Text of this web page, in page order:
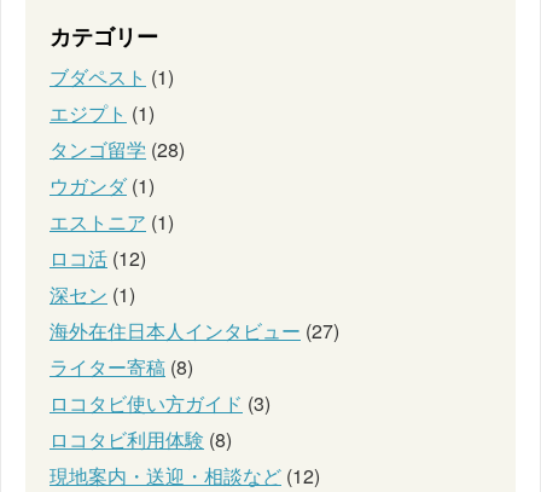
カテゴリー
ブダペスト (1)
エジプト (1)
タンゴ留学 (28)
ウガンダ(1)
エストニア (1)
ロコ活 (12)
深セン (1)
海外在住日本人インタビュー (27)
ライター寄稿 (8)
ロコタビ使い方ガイド (3)
ロコタビ利用体験 (8)
現地案内・送迎・相談など (12)